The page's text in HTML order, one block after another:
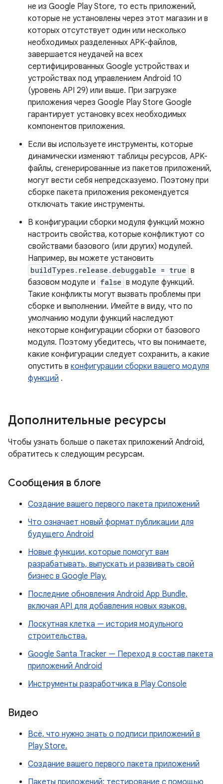
не из Google Play Store, то есть приложений,
которые не установлены через этот магазин и в
которых отсутствует один или несколько
необходимых разделенных APK-файлов,
завершается неудачей на всех
сертифицированных Google устройствах и
устройствах под управлением Android 10
(уровень API 29) или выше. При загрузке
приложения через Google Play Store Google
гарантирует установку всех необходимых
компонентов приложения.
Если вы используете инструменты, которые
динамически изменяют таблицы ресурсов, APK-
файлы, сгенерированные из пакетов приложений,
могут вести себя непредсказуемо. Поэтому при
сборке пакета приложения рекомендуется
отключать такие инструменты.
В конфигурации сборки модуля функций можно
настроить свойства, которые конфликтуют со
свойствами базового (или других) модулей.
Например, вы можете установить
buildTypes.release.debuggable = true в
базовом модуле и false в модуле функций.
Такие конфликты могут вызвать проблемы при
сборке и выполнении. Имейте в виду, что по
умолчанию модули функций наследуют
некоторые конфигурации сборки от базового
модуля. Поэтому убедитесь, что вы понимаете,
какие конфигурации следует сохранить, а какие
опустить в конфигурации сборки вашего модуля
функций .
Дополнительные ресурсы
Чтобы узнать больше о пакетах приложений Android,
обратитесь к следующим ресурсам.
Сообщения в блоге
Создание вашего первого пакета приложений
Что означает новый формат публикации для
будущего Android
Новые функции, которые помогут вам
разрабатывать, выпускать и развивать свой
бизнес в Google Play.
Последние обновления Android App Bundle,
включая API для добавления новых языков.
Лоскутная клетка — история модульного
строительства.
Google Santa Tracker — Переход в состав пакета
приложений Android
Инструменты разработчика в Play Console
Видео
Всё, что нужно знать о подписи приложений в
Play Store.
Создание вашего первого пакета приложений
Пакеты приложений: тестирование с помощью